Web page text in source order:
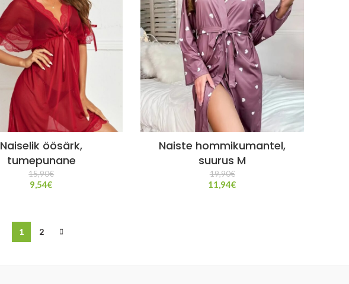
Naiselik öösärk,
tumepunane
15,90€
9,54€
Naiste hommikumantel,
suurus M
19,90€
11,94€
1 2